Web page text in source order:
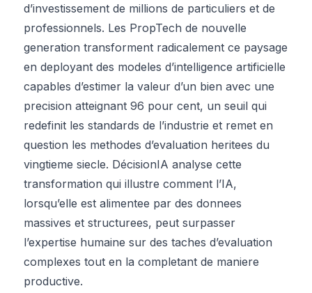
d’investissement de millions de particuliers et de
professionnels. Les PropTech de nouvelle
generation transforment radicalement ce paysage
en deployant des modeles d’intelligence artificielle
capables d’estimer la valeur d’un bien avec une
precision atteignant 96 pour cent, un seuil qui
redefinit les standards de l’industrie et remet en
question les methodes d’evaluation heritees du
vingtieme siecle. DécisionIA analyse cette
transformation qui illustre comment l’IA,
lorsqu’elle est alimentee par des donnees
massives et structurees, peut surpasser
l’expertise humaine sur des taches d’evaluation
complexes tout en la completant de maniere
productive.